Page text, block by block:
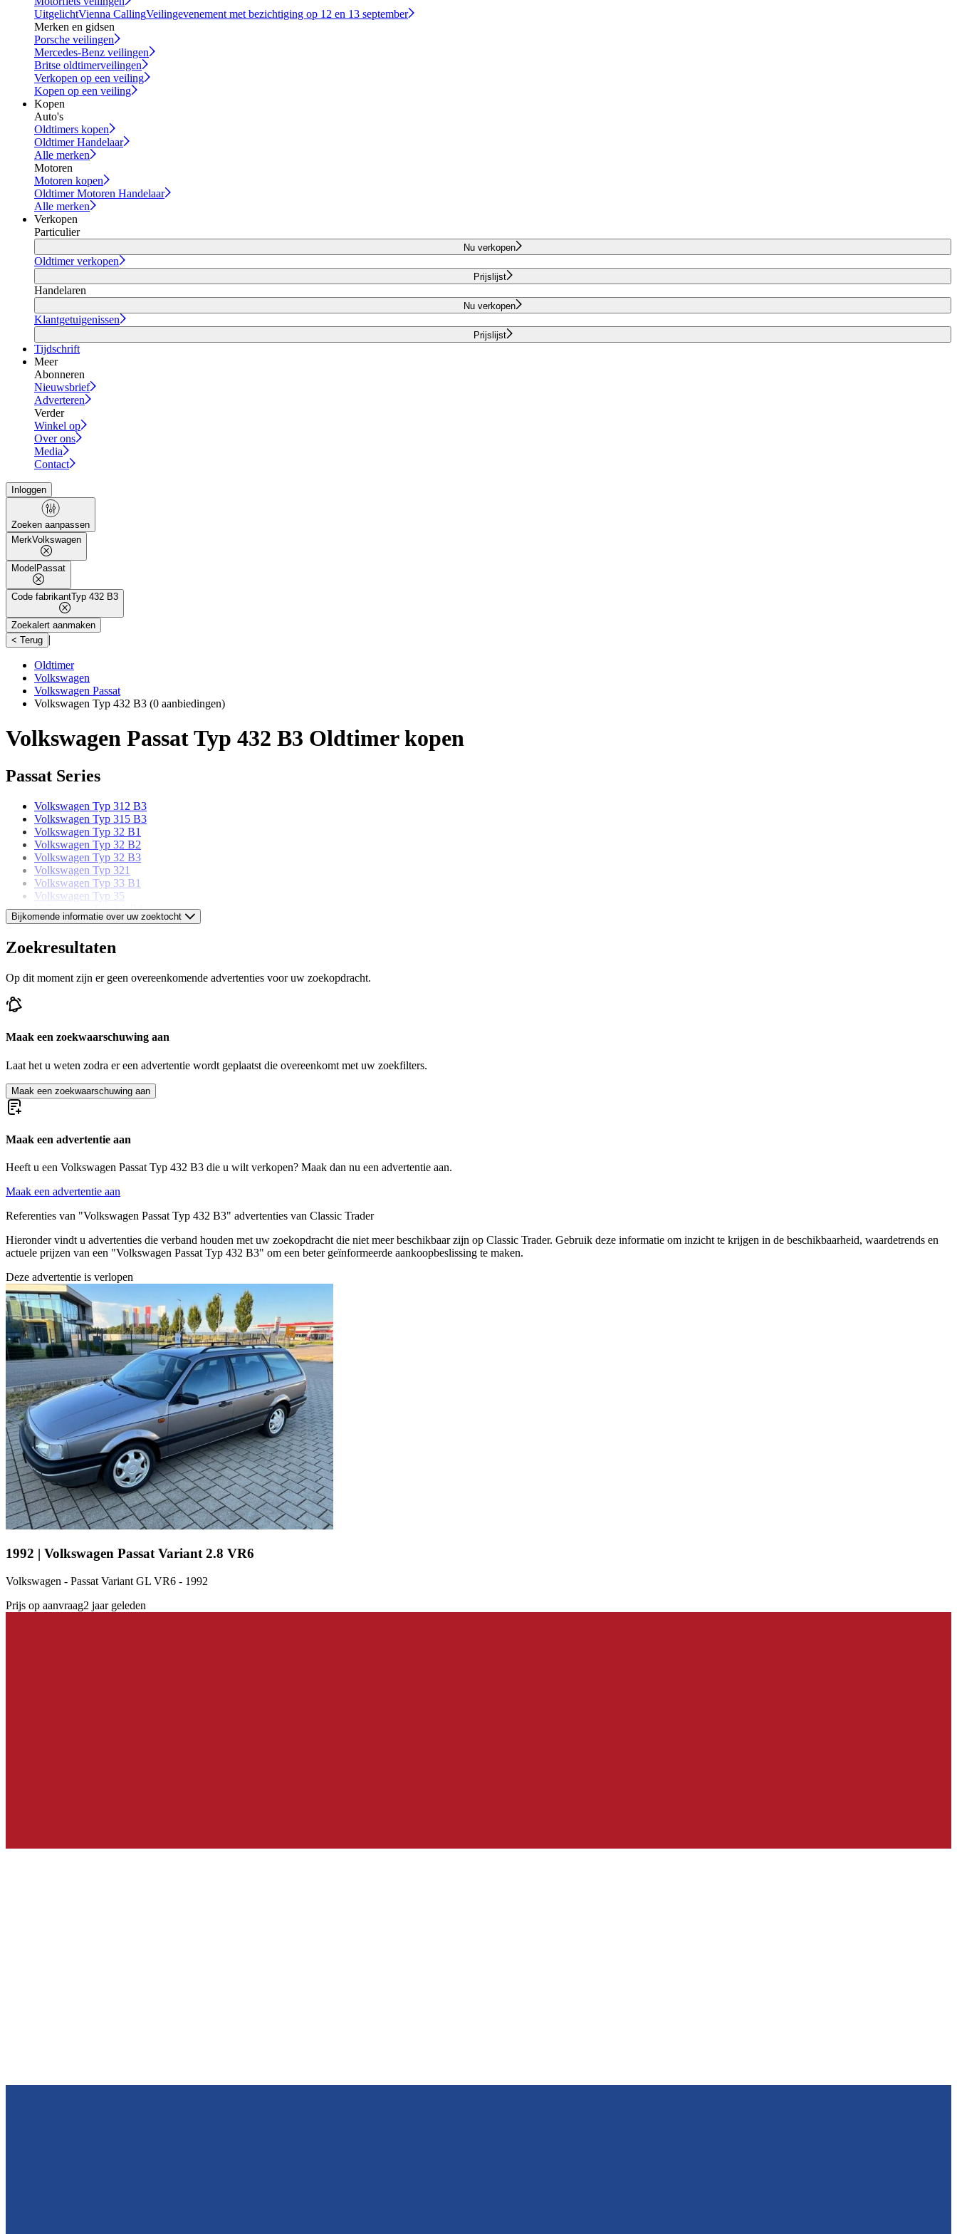
UitgelichtVienna CallingVeilingevenement met bezichtiging op 12 en 13 september
Merken en gidsen
Porsche veilingen
Mercedes-Benz veilingen
Britse oldtimerveilingen
Verkopen op een veiling
Kopen op een veiling
Kopen
Auto's
Oldtimers kopen
Oldtimer Handelaar
Alle merken
Motoren
Motoren kopen
Oldtimer Motoren Handelaar
Alle merken
Verkopen
Particulier
Nu verkopen
Oldtimer verkopen
Prijslijst
Handelaren
Nu verkopen
Klantgetuigenissen
Prijslijst
Tijdschrift
Meer
Abonneren
Nieuwsbrief
Adverteren
Verder
Winkel op
Over ons
Media
Contact
Inloggen
Zoeken aanpassen
MerkVolkswagen
ModelPassat
Code fabrikantTyp 432 B3
Zoekalert aanmaken
< Terug |
Oldtimer
Volkswagen
Volkswagen Passat
Volkswagen Typ 432 B3 (0 aanbiedingen)
Volkswagen Passat Typ 432 B3 Oldtimer kopen
Passat Series
Volkswagen Typ 312 B3
Volkswagen Typ 315 B3
Volkswagen Typ 32 B1
Volkswagen Typ 32 B2
Volkswagen Typ 32 B3
Volkswagen Typ 321
Volkswagen Typ 33 B1
Volkswagen Typ 35
Volkswagen Typ 3A B4
Volkswagen Typ 3B B5
Volkswagen Typ 3C B6
Volkswagen Typ 431 B3
Volkswagen Typ 432 B3
Volkswagen models
Volkswagen Buggy
Volkswagen Corrado
Volkswagen Golf
Volkswagen Jetta
Volkswagen Kübel
Volkswagen Polo
Volkswagen Transporter
Volkswagen Type 3
Bijkomende informatie over uw zoektocht
Zoekresultaten
Op dit moment zijn er geen overeenkomende advertenties voor uw zoekopdracht.
Maak een zoekwaarschuwing aan
Laat het u weten zodra er een advertentie wordt geplaatst die overeenkomt met uw zoekfilters.
Maak een zoekwaarschuwing aan
Maak een advertentie aan
Heeft u een Volkswagen Passat Typ 432 B3 die u wilt verkopen? Maak dan nu een advertentie aan.
Maak een advertentie aan
Referenties van "Volkswagen Passat Typ 432 B3" advertenties van Classic Trader
Hieronder vindt u advertenties die verband houden met uw zoekopdracht die niet meer beschikbaar zijn op Classic Trader. Gebruik deze informatie om inzicht te krijgen in de beschikbaarheid, waardetrends en
actuele prijzen van een "Volkswagen Passat Typ 432 B3" om een beter geïnformeerde aankoopbeslissing te maken.
Deze advertentie is verlopen
1992 | Volkswagen Passat Variant 2.8 VR6
Volkswagen - Passat Variant GL VR6 - 1992
Prijs op aanvraag2 jaar geleden